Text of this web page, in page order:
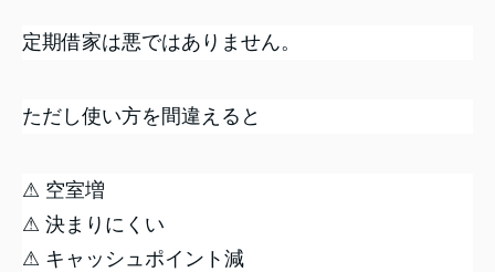
定期借家は悪ではありません。
ただし使い方を間違えると
⚠ 空室増
⚠ 決まりにくい
⚠ キャッシュポイント減